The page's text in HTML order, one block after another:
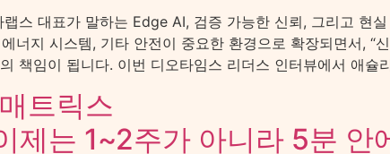
스 대표가 말하는 Edge AI, 검증 가능한 신뢰, 그리고 현
너지 시스템, 기타 안전이 중요한 환경으로 확장되면서, “
책임이 됩니다. 이번 디오타임스 리더스 인터뷰에서 애
트릭스
제는 1~2주가 아니라 5분